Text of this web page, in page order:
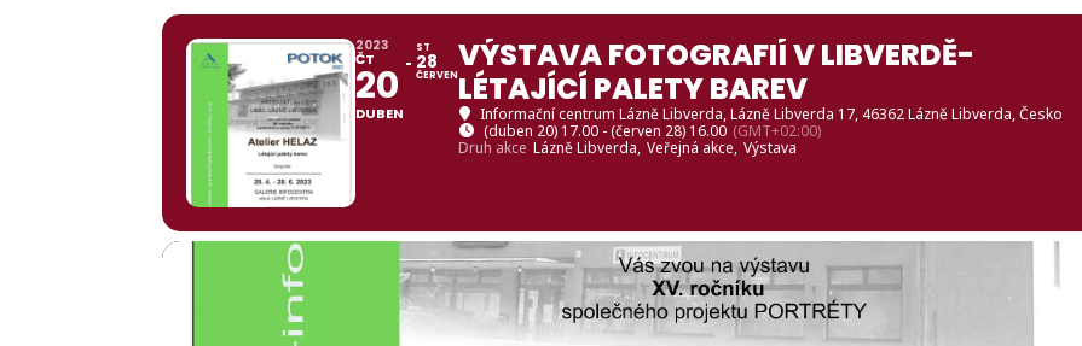
2023
ČT
20
DUBEN
ST
28
ČERVEN
VÝSTAVA FOTOGRAFIÍ V LIBVERDĚ-
LÉTAJÍCÍ PALETY BAREV
Informační centrum Lázně Libverda, Lázně Libverda 17, 46362 Lázně Libverda, Česko
(duben 20) 17.00 - (červen 28) 16.00 (GMT+02:00)
Druh akce Lázně Libverda, Veřejná akce, Výstava